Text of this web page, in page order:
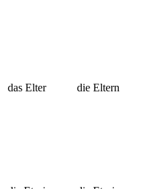
das Elter die Eltern